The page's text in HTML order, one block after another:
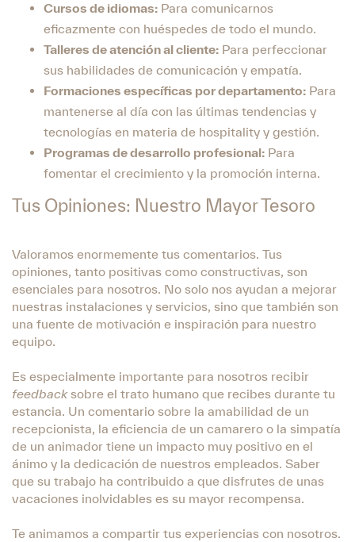
Cursos de idiomas: Para comunicarnos
eficazmente con huéspedes de todo el mundo.
Talleres de atención al cliente: Para perfeccionar
sus habilidades de comunicación y empatía.
Formaciones específicas por departamento: Para
mantenerse al día con las últimas tendencias y
tecnologías en materia de hospitality y gestión.
Programas de desarrollo profesional: Para
fomentar el crecimiento y la promoción interna.
Tus Opiniones: Nuestro Mayor Tesoro
Valoramos enormemente tus comentarios. Tus
opiniones, tanto positivas como constructivas, son
esenciales para nosotros. No solo nos ayudan a mejorar
nuestras instalaciones y servicios, sino que también son
una fuente de motivación e inspiración para nuestro
equipo.
Es especialmente importante para nosotros recibir
feedbacksobre el trato humano que recibes durante tu
estancia. Un comentario sobre la amabilidad de un
recepcionista, la eficiencia de un camarero o la simpatía
de un animador tiene un impacto muy positivo en el
ánimo y la dedicación de nuestros empleados. Saber
que su trabajo ha contribuido a que disfrutes de unas
vacaciones inolvidables es su mayor recompensa.
Te animamos a compartir tus experiencias con nosotros.